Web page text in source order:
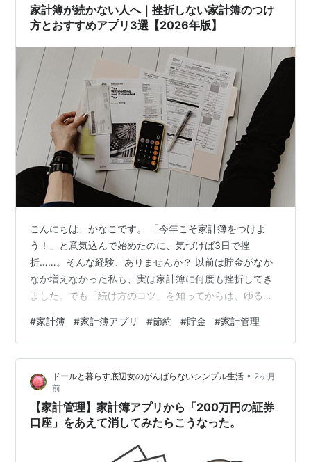
そ、シンプルで見や…
家計簿が続かない人へ｜挫折しない家計簿のつけ
方とおすすめアプリ3選【2026年版】
こんにちは、かなこです。 「今年こそ家計簿をつけよ
う！」と意気込んで始めたのに、気づけば3日で挫
折……。そんな経験、ありませんか？ 以前は貯金がなか
なか増えなかった私も、実は家計簿に何度も挫折してき
ました。でも「続け方のコツ」を知ってからは、ゆるく
計簿が続かない人でも挫折しない「家計簿のつけ方」
と、私が実際に使っているおすすめアプリをご紹介しま
す。 Photo by Kelly Sikkema on Unsplash なぜ家計簿は
続かないのか？3つの原因 完璧にやろうとしすぎる 1円単
位でレシートを全部記録しようとすると、まず間違いな
く疲れて…
#家計簿 #家計簿アプリ #節約 #貯金 #家計管理
ドールと暮らす底辺女のがんばらないシンプル生活 • 2ヶ月
前
【家計管理】家計簿アプリから「200万円の証券
口座」をあえて消してみたらこうなった。